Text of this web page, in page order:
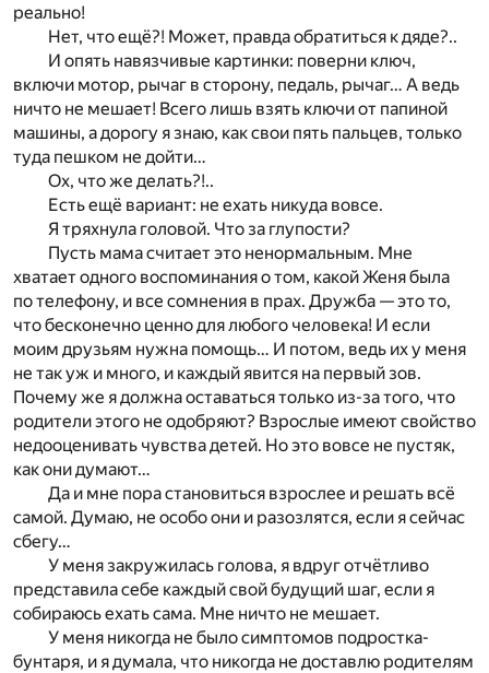
реально!
Нет, что ещё?! Может, правда обратиться к дяде?..
И опять навязчивые картинки: поверни ключ,
включи мотор, рычаг в сторону, педаль, рычаг… А ведь
ничто не мешает! Всего лишь взять ключи от папиной
машины, а дорогу я знаю, как свои пять пальцев, только
туда пешком не дойти…
Ох, что же делать?!..
Есть ещё вариант: не ехать никуда вовсе.
Я тряхнула головой. Что за глупости?
Пусть мама считает это ненормальным. Мне
хватает одного воспоминания о том, какой Женя была
по телефону, и все сомнения в прах. Дружба — это то,
что бесконечно ценно для любого человека! И если
моим друзьям нужна помощь… И потом, ведь их у меня
не так уж и много, и каждый явится на первый зов.
Почему же я должна оставаться только из-за того, что
родители этого не одобряют? Взрослые имеют свойство
недооценивать чувства детей. Но это вовсе не пустяк,
как они думают…
Да и мне пора становиться взрослее и решать всё
самой. Думаю, не особо они и разозлятся, если я сейчас
сбегу…
У меня закружилась голова, я вдруг отчётливо
представила себе каждый свой будущий шаг, если я
собираюсь ехать сама. Мне ничто не мешает.
У меня никогда не было симптомов подростка-
бунтаря, и я думала, что никогда не доставлю родителям